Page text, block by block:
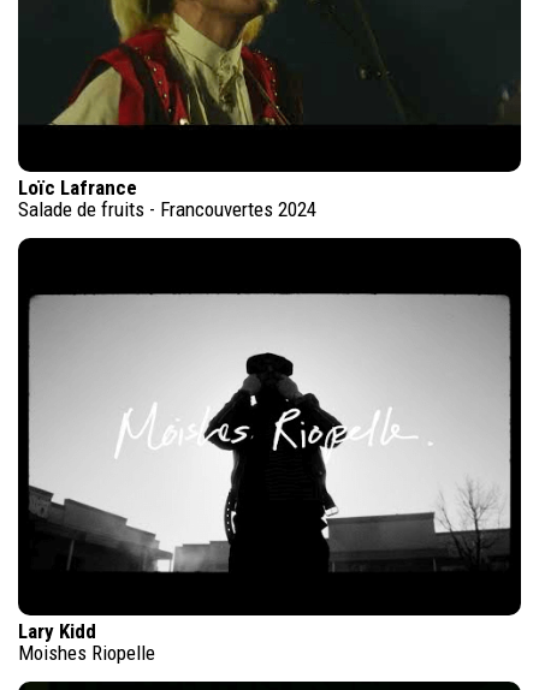
Loïc Lafrance
Salade de fruits - Francouvertes 2024
Lary Kidd
Moishes Riopelle